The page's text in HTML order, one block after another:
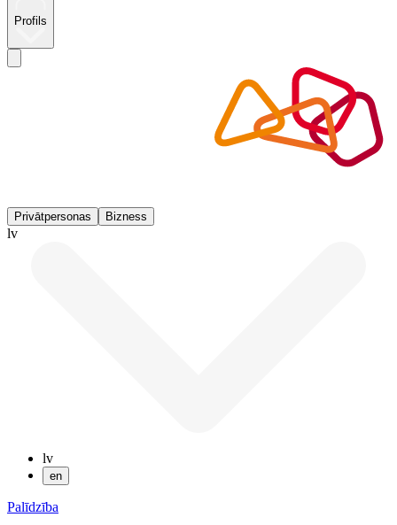
Profils
Privātpersonas Bizness
lv
lv
en
Palīdzība